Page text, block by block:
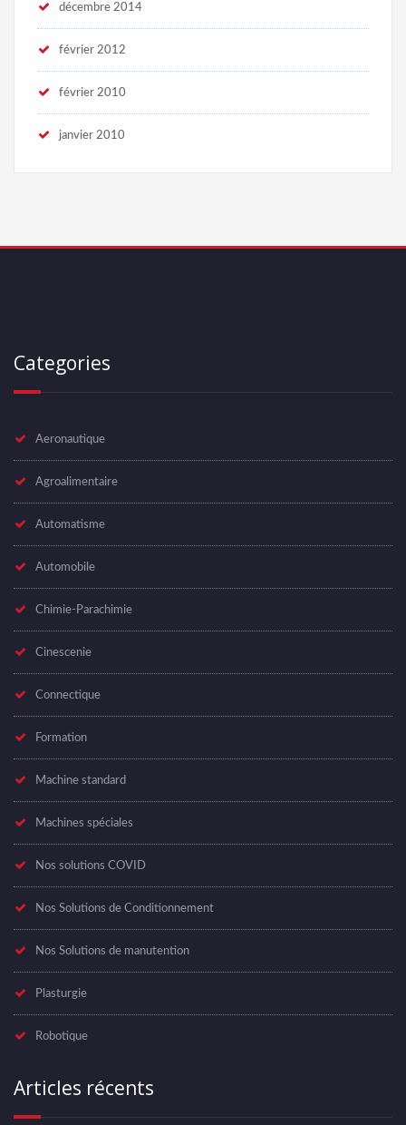
décembre 2014
février 2012
février 2010
janvier 2010
Categories
Aeronautique
Agroalimentaire
Automatisme
Automobile
Chimie-Parachimie
Cinescenie
Connectique
Formation
Machine standard
Machines spéciales
Nos solutions COVID
Nos Solutions de Conditionnement
Nos Solutions de manutention
Plasturgie
Robotique
Articles récents